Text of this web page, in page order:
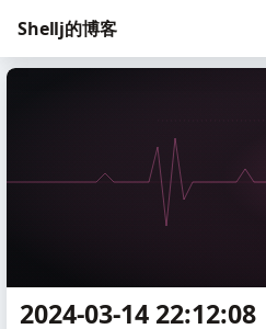
Shellj的博客
2024-03-14 22:12:08